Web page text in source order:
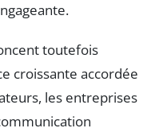
toutefois
croissante accordée
les entreprises